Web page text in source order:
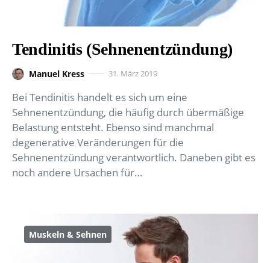
Tendinitis (Sehnenentzündung)
Manuel Kress 31. März 2019
Bei Tendinitis handelt es sich um eine
Sehnenentzündung, die häufig durch übermäßige
Belastung entsteht. Ebenso sind manchmal
degenerative Veränderungen für die
Sehnenentzündung verantwortlich. Daneben gibt es
noch andere Ursachen für…
Muskeln & Sehnen